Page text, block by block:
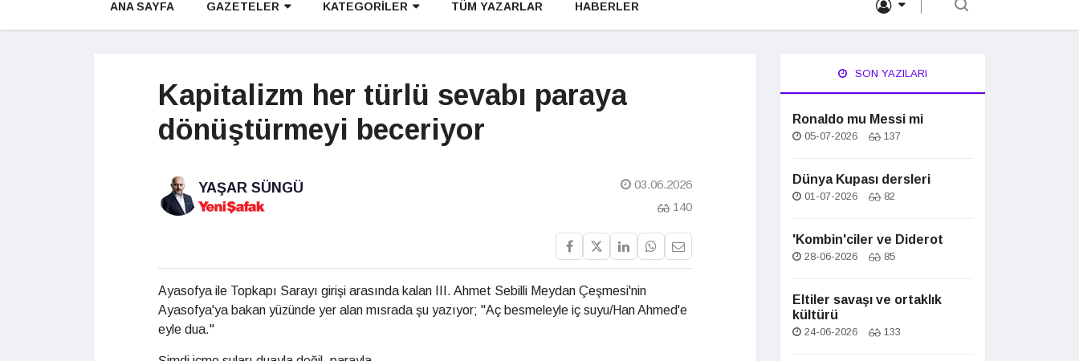
ANA SAYFA GAZETELER KATEGORİLER TÜM YAZARLAR HABERLER
Kapitalizm her türlü sevabı paraya
dönüştürmeyi beceriyor
YAŞAR SÜNGÜ
03.06.2026
140
Ayasofya ile Topkapı Sarayı girişi arasında kalan III. Ahmet Sebilli Meydan Çeşmesi'nin
Ayasofya'ya bakan yüzünde yer alan mısrada şu yazıyor; "Aç besmeleyle iç suyu/Han Ahmed'e
eyle dua."
SON YAZILARI
Ronaldo mu Messi mi
05-07-2026 137
Dünya Kupası dersleri
01-07-2026 82
'Kombin'ciler ve Diderot
28-06-2026 85
Eltiler savaşı ve ortaklık
kültürü
24-06-2026 133